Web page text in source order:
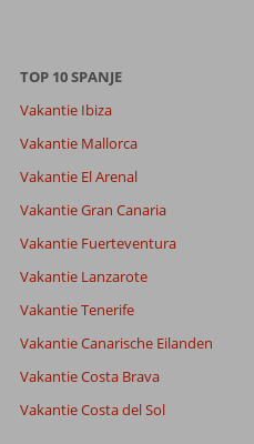
TOP 10 SPANJE
Vakantie Ibiza
Vakantie Mallorca
Vakantie El Arenal
Vakantie Gran Canaria
Vakantie Fuerteventura
Vakantie Lanzarote
Vakantie Tenerife
Vakantie Canarische Eilanden
Vakantie Costa Brava
Vakantie Costa del Sol